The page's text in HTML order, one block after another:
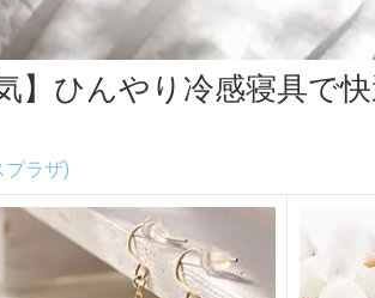
気】ひんやり冷感寝具で
プラザ)